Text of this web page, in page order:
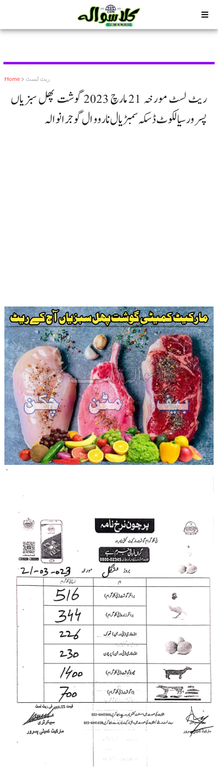
Home ریٹ لسٹ
ریٹ لسٹ مورخہ 21 مارچ 2023 گوشت پھل سبزیاں
پسرور سیالکوٹ ڈسکہ سمبڑیال نارووال گوجرانوالہ